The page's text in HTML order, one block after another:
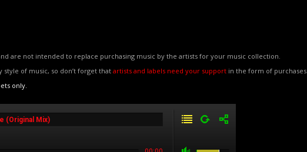
are not intended to replace purchasing music by the artists for your music collection.
of music, so don’t forget that artists and labels need your support in the form of purchases.
only.
(Original Mix)